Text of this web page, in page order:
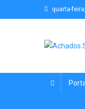
Skip to content quarta-